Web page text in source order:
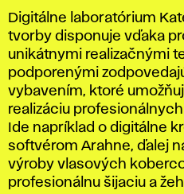
Digitálne laboratórium
tvorby disponuje vďaka
unikátnymi realizačnými
podporenými
vybavením, ktoré
realizáciu
Ide napríklad o digitálne
softvérom Arahne, ďalej
výroby vlasových
profesionálnu šijaciu a